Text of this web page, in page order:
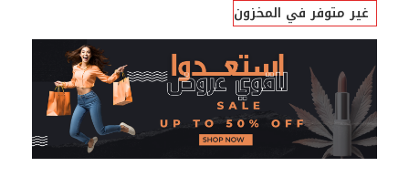
غير متوفر في المخزون